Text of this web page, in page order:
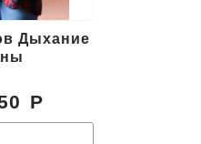
Дыхание